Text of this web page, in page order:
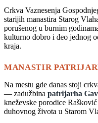
Crkva Vaznesenja
starijih manastira Starog
porušenog u burnim
kulturno dobro i deo jednog
kraja.
MANASTIR
Na mestu gde danas stoji
— zadužbina patrijarha
kneževske porodice
duhovnog života u Starom